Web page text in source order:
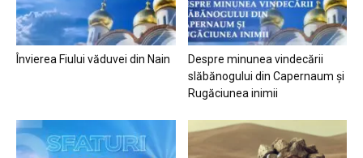
Învierea Fiului văduvei din Nain
Despre minunea vindecării
slăbănogului din Capernaum și
Rugăciunea inimii